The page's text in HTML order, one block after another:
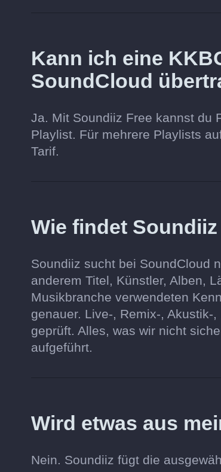
Kann ich eine
SoundCloud
Ja. Mit Soundiiz Free kannst du
Playlist. Für mehrere Playlists
Tarif.
Wie findet
Soundiiz sucht bei SoundCloud
anderem Titel, Künstler, Alben,
Musikbranche verwendeten
genauer. Live-, Remix-, Akustik-
geprüft. Alles, was wir nicht
aufgeführt.
Wird etwas aus
Nein. Soundiiz fügt die